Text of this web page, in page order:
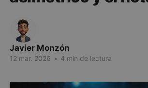
Javier Monzón
12 mar. 2026 • 4 min de lectura